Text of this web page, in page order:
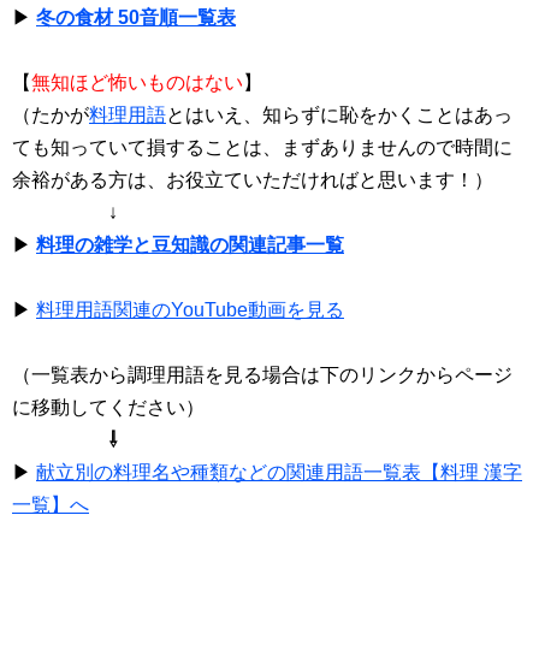
▶ 冬の食材 50音順一覧表
【無知ほど怖いものはない 】
（たかが料理用語とはいえ、知らずに恥をかくことはあっ
ても知っていて損することは、まずありませんので時間に
余裕がある方は、お役立ていただければと思います！）
↓
▶ 料理の雑学と豆知識の関連記事一覧
▶ 料理用語関連のYouTube動画を見る
（一覧表から調理用語を見る場合は下のリンクからページ
に移動してください）
⇩
▶ 献立別の料理名や種類などの関連用語一覧表【料理 漢字
一覧】へ